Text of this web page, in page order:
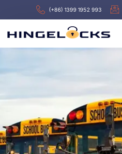
(+86) 1399 1952 993